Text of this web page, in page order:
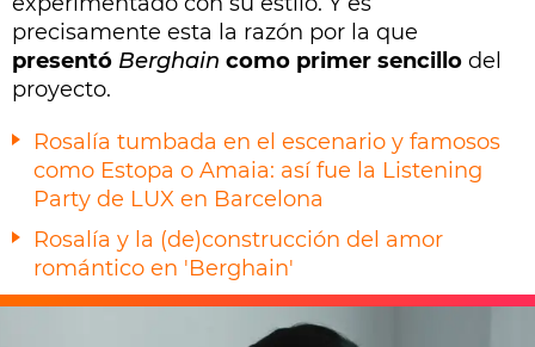
precisamente esta la razón por la que
presentó Berghain como primer sencillo del
proyecto.
Rosalía tumbada en el escenario y famosos
como Estopa o Amaia: así fue la Listening
Party de LUX en Barcelona
Rosalía y la (de)construcción del amor
romántico en 'Berghain'